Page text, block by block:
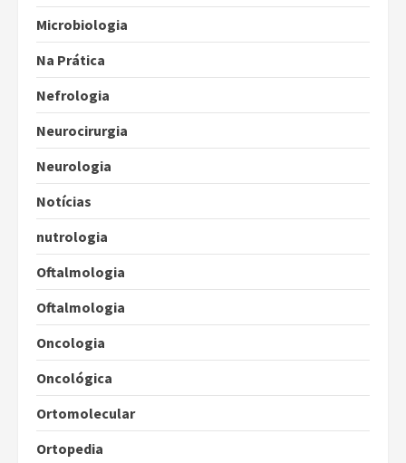
Microbiologia
Na Prática
Nefrologia
Neurocirurgia
Neurologia
Notícias
nutrologia
Oftalmologia
Oftalmologia
Oncologia
Oncológica
Ortomolecular
Ortopedia